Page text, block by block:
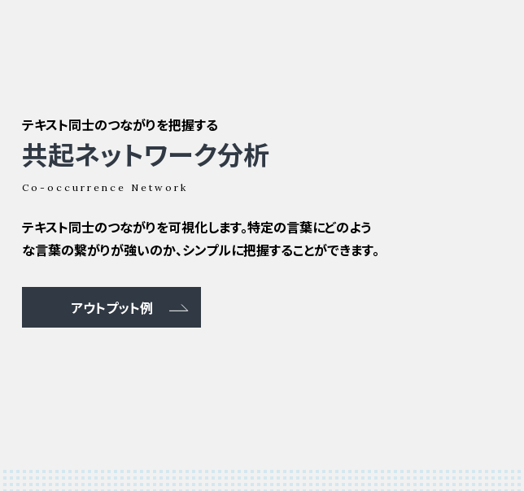
テキスト同士のつながりを把握する
共起ネットワーク分析
Co-occurrence Network
テキスト同士のつながりを可視化します。特定の言葉にどのよう
な言葉の繋がりが強いのか、シンプルに把握することができます。
アウトプット例